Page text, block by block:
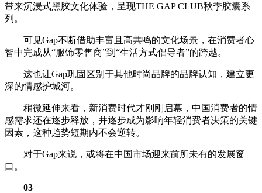
带来沉浸式黑胶文化体验，呈现THE GAP CLUB秋季胶囊系
列。
可见Gap不断借助丰富且高共鸣的文化场景，在消费者心
智中完成从“服饰零售商”到“生活方式倡导者”的跨越。
这也让Gap巩固区别于其他时尚品牌的品牌认知，建立更
深的情感护城河。
稍微延伸来看，新消费时代才刚刚启幕，中国消费者的情
感需求还在逐步释放，并逐步成为影响年轻消费者决策的关键
因素，这种趋势短期内不会逆转。
对于Gap来说，或将在中国市场迎来前所未有的发展窗
口。
03